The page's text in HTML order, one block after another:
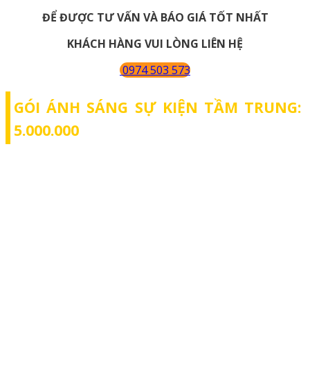
ĐỂ ĐƯỢC TƯ VẤN VÀ BÁO GIÁ TỐT NHẤT
KHÁCH HÀNG VUI LÒNG LIÊN HỆ
0974 503 573
GÓI ÁNH SÁNG SỰ KIỆN TẦM TRUNG:
5.000.000